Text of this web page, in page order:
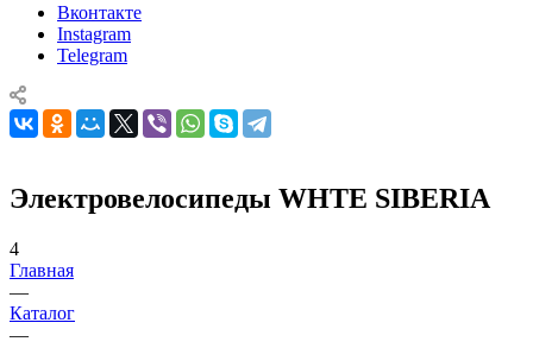
Вконтакте
Instagram
Telegram
Электровелосипеды WHTE SIBERIA
4
Главная
—
Каталог
—